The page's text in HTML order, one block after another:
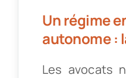
Un régime
autonome :
Les avocats